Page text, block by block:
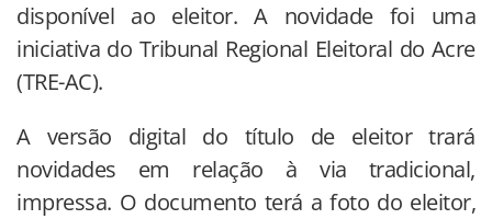
disponível ao eleitor. A novidade foi uma
iniciativa do Tribunal Regional Eleitoral do Acre
(TRE-AC).
A versão digital do título de eleitor trará
novidades em relação à via tradicional,
impressa. O documento terá a foto do eleitor,